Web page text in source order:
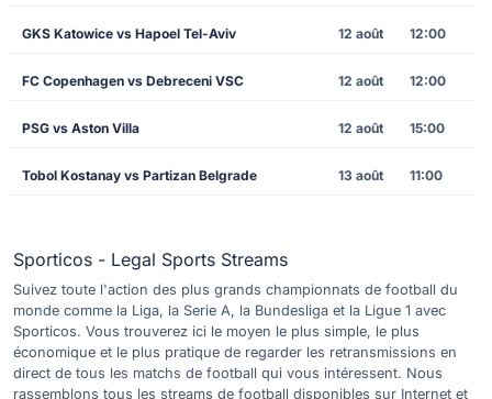
GKS Katowice vs Hapoel Tel-Aviv 12 août 12:00
FC Copenhagen vs Debreceni VSC 12 août 12:00
PSG vs Aston Villa 12 août 15:00
Tobol Kostanay vs Partizan Belgrade 13 août 11:00
Sporticos - Legal Sports Streams
Suivez toute l'action des plus grands championnats de football du
monde comme la Liga, la Serie A, la Bundesliga et la Ligue 1 avec
Sporticos. Vous trouverez ici le moyen le plus simple, le plus
économique et le plus pratique de regarder les retransmissions en
direct de tous les matchs de football qui vous intéressent. Nous
rassemblons tous les streams de football disponibles sur Internet et